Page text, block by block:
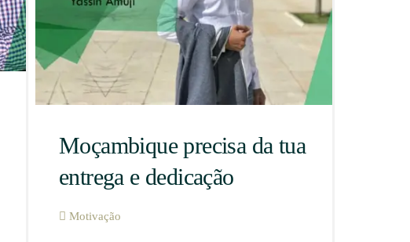
Moçambique precisa da tua
entrega e dedicação
Motivação